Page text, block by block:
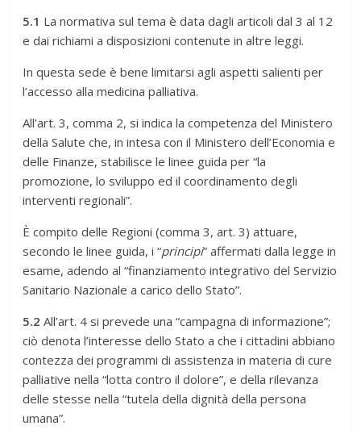
5.1 La normativa sul tema è data dagli articoli dal 3 al 12
e dai richiami a disposizioni contenute in altre leggi.
In questa sede è bene limitarsi agli aspetti salienti per
l’accesso alla medicina palliativa.
All’art. 3, comma 2, si indica la competenza del Ministero
della Salute che, in intesa con il Ministero dell’Economia e
delle Finanze, stabilisce le linee guida per “la
promozione, lo sviluppo ed il coordinamento degli
interventi regionali”.
È compito delle Regioni (comma 3, art. 3) attuare,
secondo le linee guida, i “principi” affermati dalla legge in
esame, adendo al “finanziamento integrativo del Servizio
Sanitario Nazionale a carico dello Stato”.
5.2 All’art. 4 si prevede una “campagna di informazione”;
ciò denota l’interesse dello Stato a che i cittadini abbiano
contezza dei programmi di assistenza in materia di cure
palliative nella “lotta contro il dolore”, e della rilevanza
delle stesse nella “tutela della dignità della persona
umana”.